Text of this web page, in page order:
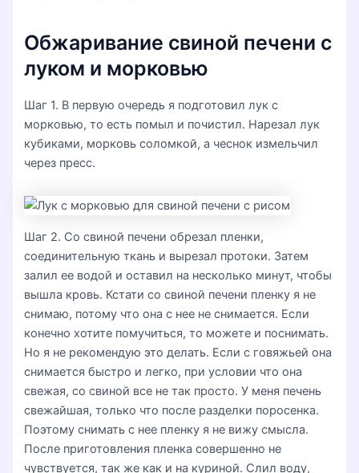
Обжаривание свиной печени с
луком и морковью
Шаг 1. В первую очередь я подготовил лук с
морковью, то есть помыл и почистил. Нарезал лук
кубиками, морковь соломкой, а чеснок измельчил
через пресс.
Шаг 2. Со свиной печени обрезал пленки,
соединительную ткань и вырезал протоки. Затем
залил ее водой и оставил на несколько минут, чтобы
вышла кровь. Кстати со свиной печени пленку я не
снимаю, потому что она с нее не снимается. Если
конечно хотите помучиться, то можете и поснимать.
Но я не рекомендую это делать. Если с говяжьей она
снимается быстро и легко, при условии что она
свежая, со свиной все не так просто. У меня печень
свежайшая, только что после разделки поросенка.
Поэтому снимать с нее пленку я не вижу смысла.
После приготовления пленка совершенно не
чувствуется, так же как и на куриной. Слил воду,